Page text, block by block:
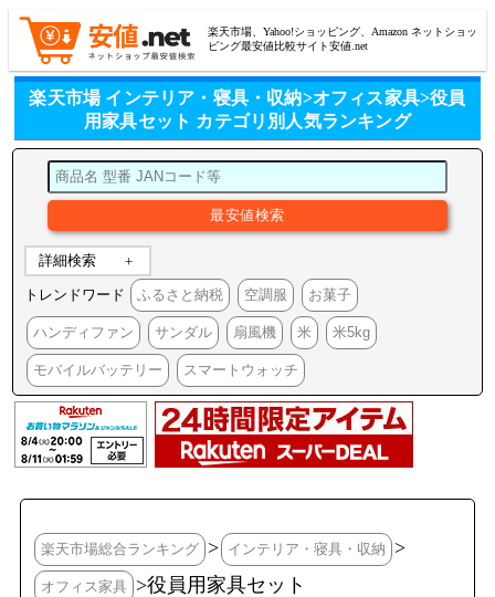
楽天市場、Yahoo!ショッピング、Amazon ネットショッ
ピング最安値比較サイト安値.net
楽天市場 インテリア・寝具・収納>オフィス家具>役員
用家具セット カテゴリ別人気ランキング
詳細検索
トレンドワード ふるさと納税 空調服 お菓子
ハンディファン サンダル 扇風機 米 米5kg
モバイルバッテリー スマートウォッチ
楽天市場総合ランキング > インテリア・寝具・収納 >
オフィス家具 >役員用家具セット